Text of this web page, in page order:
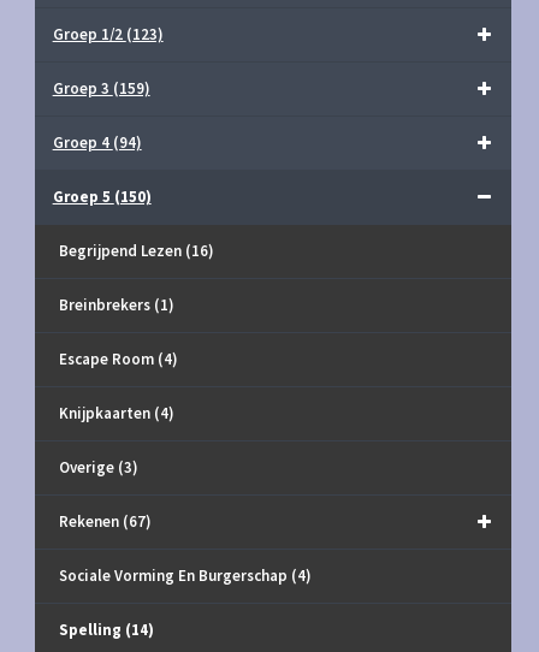
Groep 1/2 (123)
Groep 3 (159)
Groep 4 (94)
Groep 5 (150)
Begrijpend Lezen (16)
Breinbrekers (1)
Escape Room (4)
Knijpkaarten (4)
Overige (3)
Rekenen (67)
Sociale Vorming En Burgerschap (4)
Spelling (14)